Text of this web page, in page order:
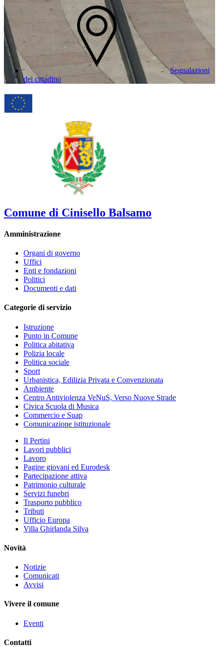
Segnalazioni
del cittadino
Comune di Cinisello Balsamo
Amministrazione
Organi di governo
Uffici
Enti e fondazioni
Politici
Documenti e dati
Categorie di servizio
Istruzione
Punto in Comune
Politica abitativa
Polizia locale
Politica sociale
Sport
Urbanistica, Edilizia Privata e Convenzionata
Ambiente
Centro Antiviolenza VeNuS, Verso Nuove Strade
Civica Scuola di Musica
Commercio e Suap
Comunicazione istituzionale
Il Pertini
Lavori pubblici
Lavoro
Pagine giovani ed Eurodesk
Partecipazione attiva
Patrimonio culturale
Servizi funebri
Trasporto pubblico
Tributi
Ufficio Europa
Villa Ghirlanda Silva
Novità
Notizie
Comunicati
Avvisi
Vivere il comune
Eventi
Contatti